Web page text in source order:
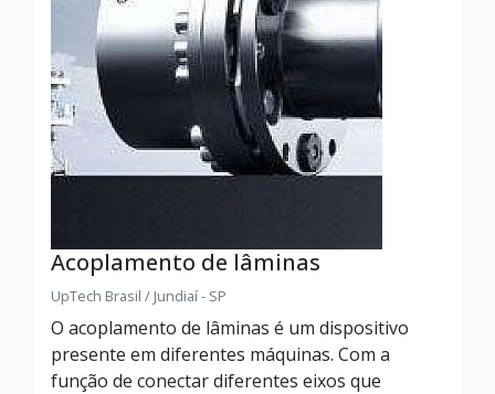
Acoplamento de lâminas
UpTech Brasil / Jundiaí - SP
O acoplamento de lâminas é um dispositivo
presente em diferentes máquinas. Com a
função de conectar diferentes eixos que